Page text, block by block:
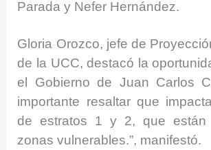
Parada y Nefer Hernández.
Gloria Orozco, jefe de
de la UCC, destacó la
el Gobierno de Juan Carlos
importante resaltar que
de estratos 1 y 2, que están
zonas vulnerables.”, manifestó.